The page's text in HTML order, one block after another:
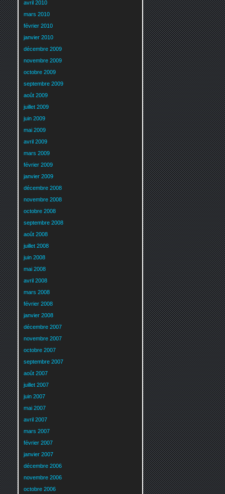
avril 2010
mars 2010
février 2010
janvier 2010
décembre 2009
novembre 2009
octobre 2009
septembre 2009
août 2009
juillet 2009
juin 2009
mai 2009
avril 2009
mars 2009
février 2009
janvier 2009
décembre 2008
novembre 2008
octobre 2008
septembre 2008
août 2008
juillet 2008
juin 2008
mai 2008
avril 2008
mars 2008
février 2008
janvier 2008
décembre 2007
novembre 2007
octobre 2007
septembre 2007
août 2007
juillet 2007
juin 2007
mai 2007
avril 2007
mars 2007
février 2007
janvier 2007
décembre 2006
novembre 2006
octobre 2006